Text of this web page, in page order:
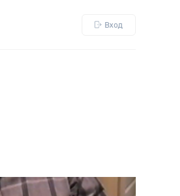
Вход